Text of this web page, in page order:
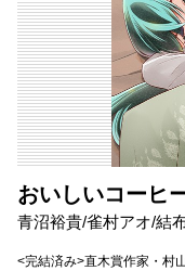
おいしいコーヒ
青沼裕貴/雀村アオ/結
<完結済み>直木賞作家・村